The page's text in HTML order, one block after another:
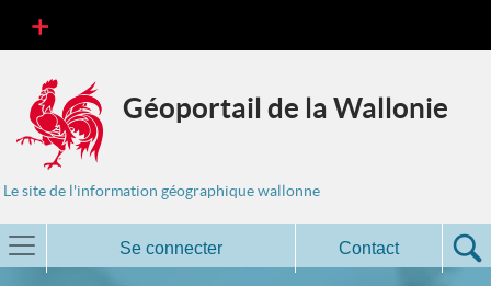
Géoportail de la Wallonie
Le site de l'information géographique wallonne
Se connecter Contact